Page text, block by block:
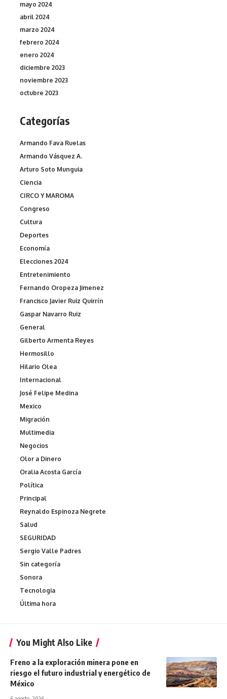
mayo 2024
abril 2024
marzo 2024
febrero 2024
enero 2024
diciembre 2023
noviembre 2023
octubre 2023
Categorías
Armando Fava Ruelas
Armando Vásquez A.
Arturo Soto Munguia
Ciencia
CIRCO Y MAROMA
Congreso
Cultura
Deportes
Economía
Elecciones 2024
Entretenimiento
Fernando Oropeza Jimenez
Francisco Javier Ruiz Quirrín
Gaspar Navarro Ruiz
General
Gilberto Armenta Reyes
Hermosillo
Hilario Olea
Internacional
José Felipe Medina
Mexico
Migración
Multimedia
Negocios
Olor a Dinero
Oralia Acosta García
Política
Principal
Reynaldo Espinoza Negrete
Salud
SEGURIDAD
Sergio Valle Padres
Sin categoría
Sonora
Tecnologia
Última hora
You Might Also Like
Freno a la exploración minera pone en
riesgo el futuro industrial y energético de
México